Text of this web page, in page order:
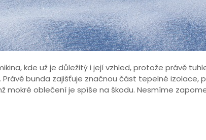
kde už je důležitý i její vzhled, protože právě
. Právě bunda zajišťuje značnou část tepelné
mokré oblečení je spíše na škodu. Nesmíme